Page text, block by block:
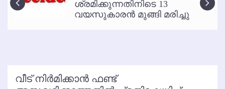
പരാതി തള്ളി
ശ്രമിക്കുന്നതിനിടെ 13
വയസുകാരന്‍ മുങ്ങി മരിച്ചു
വീട് നിര്‍മിക്കാന്‍ ഫണ്ട്